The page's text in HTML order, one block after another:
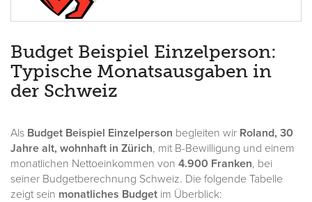
Budget Beispiel Einzelperson:
Typische Monatsausgaben in
der Schweiz
Als Budget Beispiel Einzelperson begleiten wir Roland, 30
Jahre alt, wohnhaft in Zürich, mit B-Bewilligung und einem
monatlichen Nettoeinkommen von 4.900 Franken, bei
seiner Budgetberechnung Schweiz. Die folgende Tabelle
zeigt sein monatliches Budget im Überblick: